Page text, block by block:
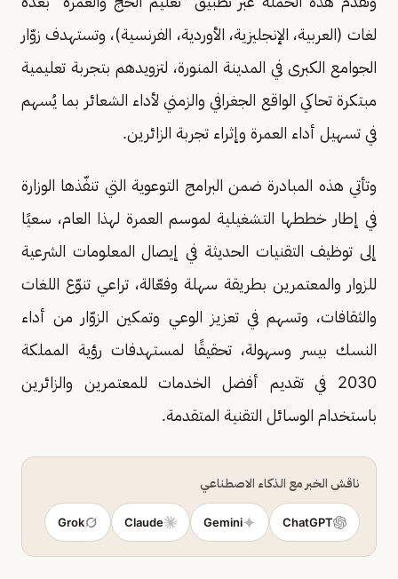
لغات (العربية، الإنجليزية، الأوردية، الفرنسية)، وتستهدف زوّار
الجوامع الكبرى في المدينة المنورة، لتزويدهم بتجربة تعليمية
مبتكرة تحاكي الواقع الجغرافي والزمني لأداء الشعائر بما يُسهم
في تسهيل أداء العمرة وإثراء تجربة الزائرين.
وتأتي هذه المبادرة ضمن البرامج التوعوية التي تنفّذها الوزارة
في إطار خططها التشغيلية لموسم العمرة لهذا العام، سعيًا
إلى توظيف التقنيات الحديثة في إيصال المعلومات الشرعية
للزوار والمعتمرين بطريقة سهلة وفعّالة، تراعي تنوّع اللغات
والثقافات، وتسهم في تعزيز الوعي وتمكين الزوّار من أداء
النسك بيسر وسهولة، تحقيقًا لمستهدفات رؤية المملكة
2030 في تقديم أفضل الخدمات للمعتمرين والزائرين
باستخدام الوسائل التقنية المتقدمة.
ناقش الخبر مع الذكاء الاصطناعي
ChatGPT
Gemini
Claude
Grok